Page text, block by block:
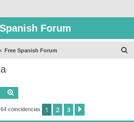
Forum
Free Spanish Forum
Buscar
coincidencias 1 2 3